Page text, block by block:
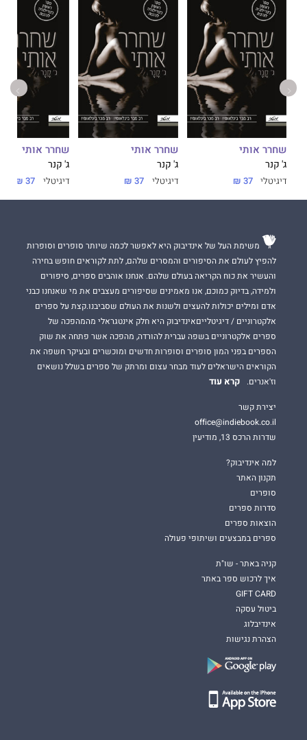
שחרר אותי
ג' קנר
דיגיטלי 37 ₪
שחרר אותי
ג' קנר
דיגיטלי 37 ₪
שחרר אותי
ג' קנר
דיגיטלי 37 ₪
משימת העל של אינדיבוק היא לאפשר לכמה שיותר סופרים וסופרות
להפיץ לעולם את הסיפורים והמסרים שלהם, לתת לקוראים חופש בחירה
והעשיר את כוח הקריאה בעולם שלהם. אנחנו אוהבים ספרים, סיפורים
ולמידה, בדיוק כמוכם, אנו מאמינים שסיפורים מעצבים את מי שאנחנו כבני
אדם ומילים יכולות להעצים ולשנות את העולם שסביבנו.קצת על ספרים
אלקטרוניים / דיגיטלייםאינדיבוק היא חלק אינטגראלי מהמהפכה של
ספרים אלקטרוניים בשפה עברית להורדה, מהפכה אשר פתחה את שוק
הספרים בפני המון סופרים וסופרות חדשים ומוכשרים ובעיקר חשפה את
הקוראים הישראלים לעוד מבחר עצום ומרתק של ספרים בשלל נושאים
וז'אנרים.
קרא עוד
יצירת קשר
office@indiebook.co.il
שדרות הרכס 13, מודיעין
למה אינדיבוק?
תקנון האתר
סופרים
סדרות ספרים
הוצאות ספרים
ספרים במבצעים ושיתופי פעולה
קניה באתר - שו"ת
איך לרכוש ספר באתר
GIFT CARD
ביטול עסקה
אינדיבלוג
הצהרת נגישות